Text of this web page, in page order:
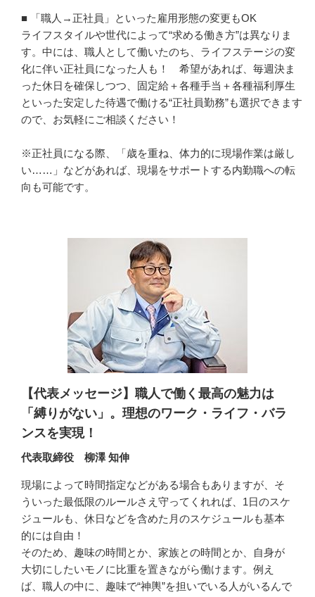
■ 「職人→正社員」といった雇用形態の変更もOK
ライフスタイルや世代によって“求める働き方”は異なりま
す。中には、職人として働いたのち、ライフステージの変
化に伴い正社員になった人も！　希望があれば、毎週決ま
った休日を確保しつつ、固定給＋各種手当＋各種福利厚生
といった安定した待遇で働ける“正社員勤務”も選択できます
ので、お気軽にご相談ください！
※正社員になる際、「歳を重ね、体力的に現場作業は厳し
い……」などがあれば、現場をサポートする内勤職への転
向も可能です。
【代表メッセージ】職人で働く最高の魅力は
「縛りがない」。理想のワーク・ライフ・バラ
ンスを実現！
代表取締役 柳澤 知伸
現場によって時間指定などがある場合もありますが、そ
ういった最低限のルールさえ守ってくれれば、1日のスケ
ジュールも、休日などを含めた月のスケジュールも基本
的には自由！
そのため、趣味の時間とか、家族との時間とか、自身が
大切にしたいモノに比重を置きながら働けます。例え
ば、職人の中に、趣味で“神輿”を担いでいる人がいるんで